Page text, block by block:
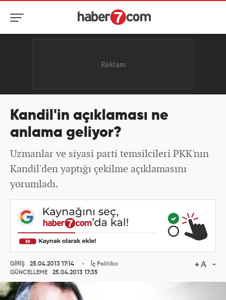
Kandil'in açıklaması ne
anlama geliyor?
Uzmanlar ve siyasi parti temsilcileri PKK'nın
Kandil'den yaptığı çekilme açıklamasını
yorumladı.
GİRİŞ
25.04.2013 17:14
GÜNCELLEME
25.04.2013 17:35
İç Politika